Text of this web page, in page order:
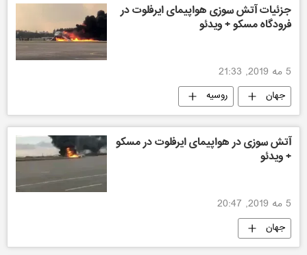
جزئیات آتش سوزی هواپیمای ایرفلوت در
فرودگاه مسکو + ویدئو
5 مه 2019, 21:33
جهان روسیه
آتش سوزی در هواپیمای ایرفلوت در مسکو
+ ویدئو
5 مه 2019, 20:47
جهان